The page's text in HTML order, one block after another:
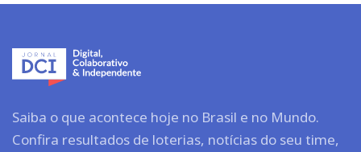
Saiba o que acontece hoje no Brasil e no Mundo.
Confira resultados de loterias, notícias do seu time,